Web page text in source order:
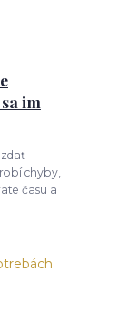
im
chyby,
času a